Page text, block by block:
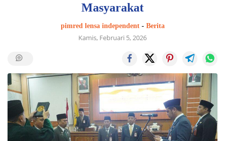
Masyarakat
pimred lensa independent- Berita
Kamis, Februari 5, 2026